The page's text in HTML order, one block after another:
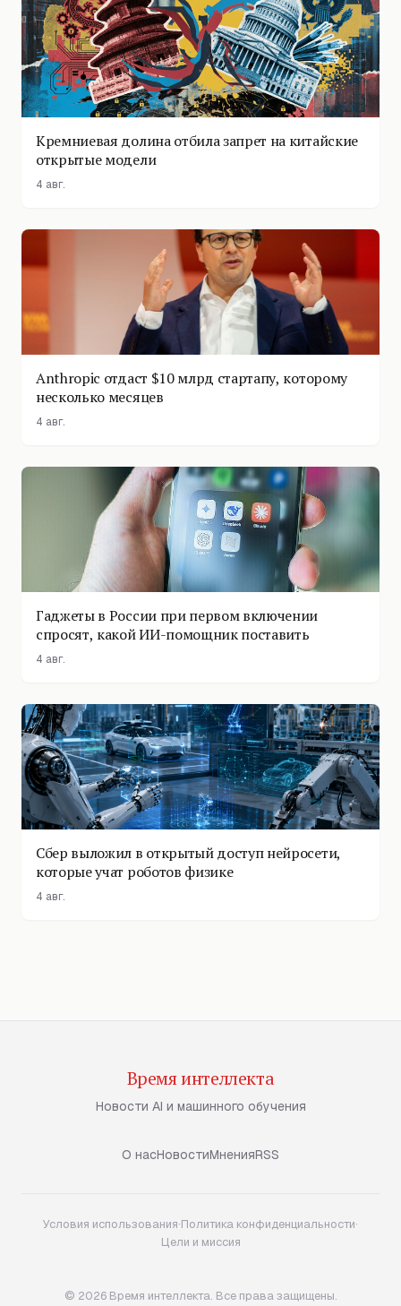
Кремниевая долина отбила запрет на китайские
открытые модели
4 авг.
Anthropic отдаст $10 млрд стартапу, которому
несколько месяцев
4 авг.
Гаджеты в России при первом включении
спросят, какой ИИ-помощник поставить
4 авг.
Сбер выложил в открытый доступ нейросети,
которые учат роботов физике
4 авг.
Время интеллекта
Новости AI и машинного обучения
О насНовостиМненияRSS
Условия использования·Политика конфиденциальности·
Цели и миссия
© 2026 Время интеллекта. Все права защищены.